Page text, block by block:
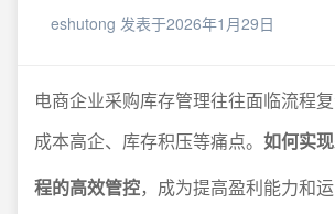
eshutong 发表于2026年1月29日
电商企业采购库存管理往往面临流程复
成本高企、库存积压等痛点。 如何实
程的高效管控，成为提高盈利能力和